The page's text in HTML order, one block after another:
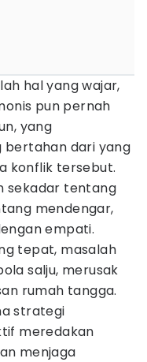
hal yang wajar,
pun pernah
yang
bertahan dari yang
konflik tersebut.
sekadar tentang
mendengar,
empati.
tepat, masalah
salju, merusak
rumah tangga.
strategi
meredakan
menjaga